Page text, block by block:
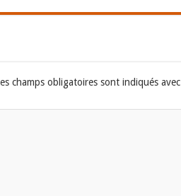
champs obligatoires sont indiqués avec